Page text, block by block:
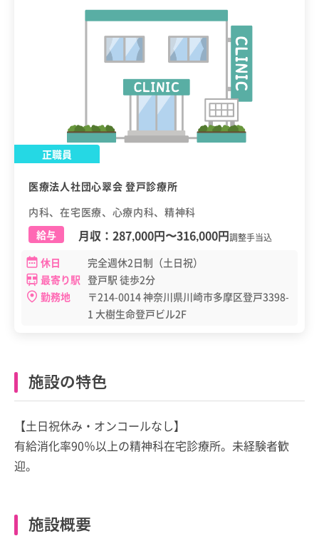
正職員
医療法人社団心翠会 登戸診療所
内科、在宅医療、心療内科、精神科
給与
月収： 287,000円〜316,000円調整手当込
休日
完全週休2日制（土日祝）
最寄り駅 登戸駅 徒歩2分
勤務地
〒214-0014 神奈川県川崎市多摩区登戸3398-
1 大樹生命登戸ビル2F
施設の特色
【土日祝休み・オンコールなし】
有給消化率90％以上の精神科在宅診療所。未経験者歓
迎。
施設概要